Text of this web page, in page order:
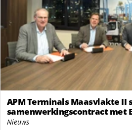
APM Terminals Maasvlakte II
samenwerkingscontract met
Terberg voor de aanschaf én
Nieuws